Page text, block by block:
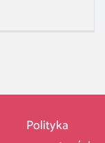
Polityka